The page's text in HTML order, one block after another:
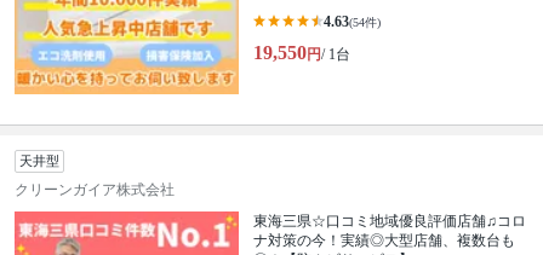
4.63(54件)
19,550円/ 1台
天井型
クリーンガイア株式会社
東海三県☆口コミ地域優良評価店舗♫コロ
ナ対策の今！実績◎大型店舗、複数台も